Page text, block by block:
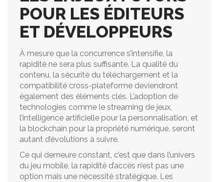
POUR LES ÉDITEURS
ET DÉVELOPPEURS
À mesure que la concurrence s’intensifie, la
rapidité ne sera plus suffisante. La qualité du
contenu, la sécurité du téléchargement et la
compatibilité cross-plateforme deviendront
également des éléments clés. L’adoption de
technologies comme le streaming de jeux,
l’intelligence artificielle pour la personnalisation, et
la blockchain pour la propriété numérique, seront
autant d’évolutions à suivre.
Ce qui demeure constant, c’est que dans l’univers
du jeu mobile, la rapidité d’accès n’est pas une
option mais une nécessité stratégique. Les